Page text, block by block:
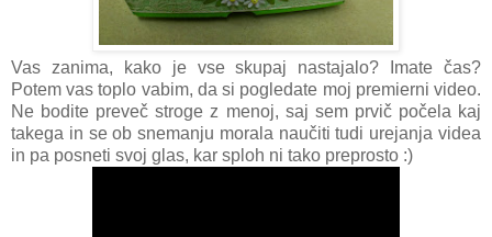
Vas zanima, kako je vse skupaj nastajalo? Imate čas?
Potem vas toplo vabim, da si pogledate moj premierni video.
Ne bodite preveč stroge z menoj, saj sem prvič počela kaj
takega in se ob snemanju morala naučiti tudi urejanja videa
in pa posneti svoj glas, kar sploh ni tako preprosto :)